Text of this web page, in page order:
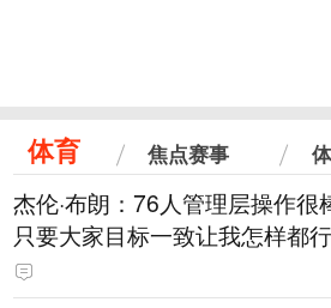
体育 焦点赛事
杰伦·布朗：76人管理层操作很
只要大家目标一致让我怎样都行